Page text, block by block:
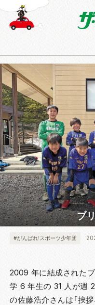
ブ
#がんばれ!スポーツ少年団
2009 年に結成された
学 6 年生の 31 人が週
の佐藤浩介さんは「挨